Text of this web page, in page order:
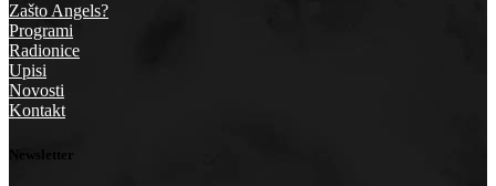
Zašto Angels?
Programi
Radionice
Upisi
Novosti
Kontakt
Newsletter